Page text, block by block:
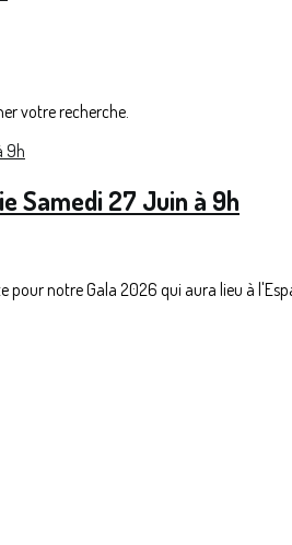
votre recherche.
Samedi 27 Juin à 9h
notre Gala 2026 qui aura lieu à